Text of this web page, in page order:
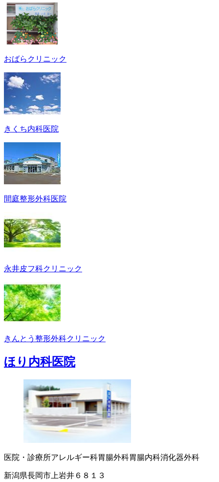
おばらクリニック
きくち内科医院
間庭整形外科医院
永井皮フ科クリニック
きんとう整形外科クリニック
ほり内科医院
医院・診療所アレルギー科胃腸外科胃腸内科消化器外科
新潟県長岡市上岩井６８１３